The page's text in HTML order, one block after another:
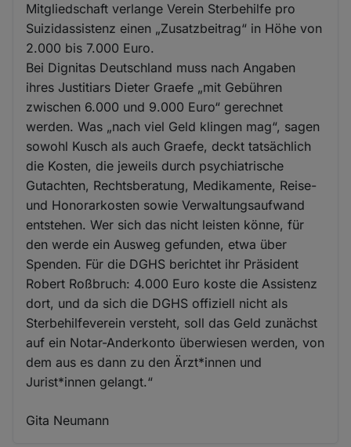
Mitgliedschaft verlange Verein Sterbehilfe pro
Suizidassistenz einen „Zusatzbeitrag“ in Höhe von
2.000 bis 7.000 Euro.
Bei Dignitas Deutschland muss nach Angaben
ihres Justitiars Dieter Graefe „mit Gebühren
zwischen 6.000 und 9.000 Euro“ gerechnet
werden. Was „nach viel Geld klingen mag“, sagen
sowohl Kusch als auch Graefe, deckt tatsächlich
die Kosten, die jeweils durch psychiatrische
Gutachten, Rechtsberatung, Medikamente, Reise-
und Honorarkosten sowie Verwaltungsaufwand
entstehen. Wer sich das nicht leisten könne, für
den werde ein Ausweg gefunden, etwa über
Spenden. Für die DGHS berichtet ihr Präsident
Robert Roßbruch: 4.000 Euro koste die Assistenz
dort, und da sich die DGHS offiziell nicht als
Sterbehilfeverein versteht, soll das Geld zunächst
auf ein Notar-Anderkonto überwiesen werden, von
dem aus es dann zu den Ärzt*innen und
Jurist*innen gelangt.“
Gita Neumann